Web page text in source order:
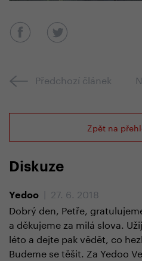
Předchozí článek
Zpět na
Diskuze
Yedoo
| 27. 6. 2018
Dobrý den, Petře,
a děkujeme za milá slova.
léto a dejte pak vědět, co
Budeme se těšit. Za Yedoo